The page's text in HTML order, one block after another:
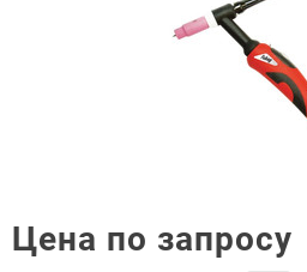
Цена по запросу